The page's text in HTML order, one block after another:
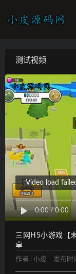
测试视频
0:00/0:00
Video load
三网H5小游戏【
卓
作者 : 小皮 发布时